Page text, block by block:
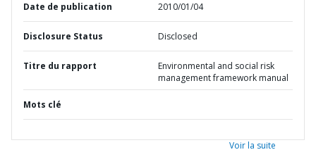
Date de publication 2010/01/04
Disclosure Status Disclosed
Titre du rapport
Environmental and social risk
management framework manual
Mots clé
Voir la suite